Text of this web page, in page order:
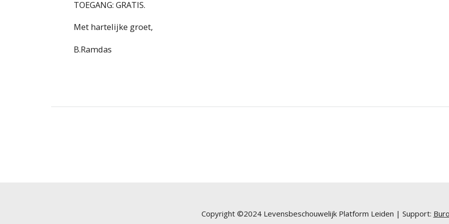
TOEGANG: GRATIS.
Met hartelijke groet,
B.Ramdas
Copyright ©2024 Levensbeschouwelijk Platform Leiden | Support: